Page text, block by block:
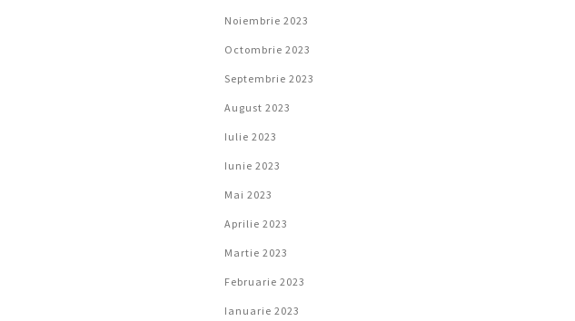
Noiembrie 2023
Octombrie 2023
Septembrie 2023
August 2023
Iulie 2023
Iunie 2023
Mai 2023
Aprilie 2023
Martie 2023
Februarie 2023
Ianuarie 2023